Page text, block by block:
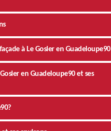
à Le Gosier en Guadeloupe90
en Guadeloupe90 et ses